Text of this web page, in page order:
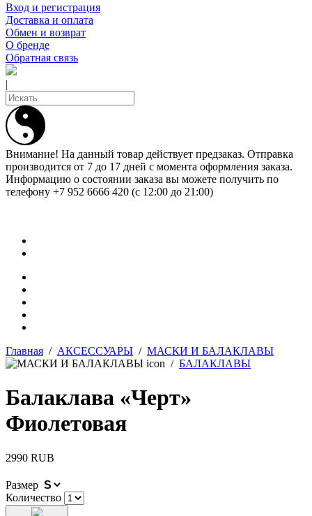
Вход и регистрация
Доставка и оплата
Обмен и возврат
О бренде
Обратная связь
|
Внимание! На данный товар действует предзаказ. Отправка
производится от 7 до 17 дней с момента оформления заказа.
Информацию о состоянии заказа вы можете получить по
телефону +7 952 6666 420 (с 12:00 до 21:00)
Главная / АКСЕССУАРЫ / МАСКИ И БАЛАКЛАВЫ
/ БАЛАКЛАВЫ
Балаклава «Черт»
Фиолетовая
2990 RUB
Размер
Количество